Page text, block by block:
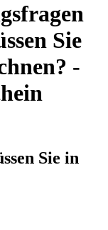
Sie
-
Sie in